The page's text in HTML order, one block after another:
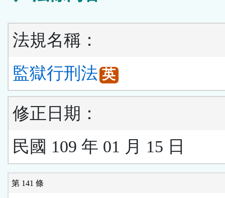
法規名稱：
監獄行刑法 英
修正日期：
民國 109 年 01 月 15 日
第 141 條